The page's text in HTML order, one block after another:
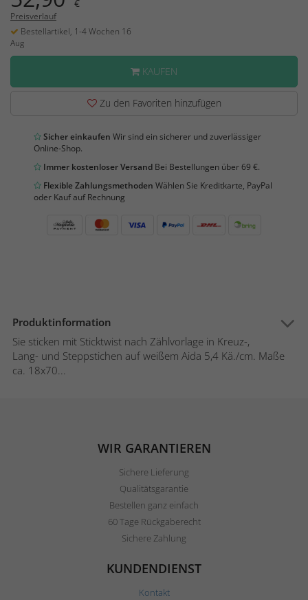
€
Preisverlauf
Bestellartikel, 1-4 Wochen 16
Aug
KAUFEN
Zu den Favoriten hinzufügen
Sicher einkaufen Wir sind ein sicherer und zuverlässiger
Online-Shop.
Immer kostenloser Versand Bei Bestellungen über 69 €.
Flexible Zahlungsmethoden Wählen Sie Kreditkarte, PayPal
oder Kauf auf Rechnung
Produktinformation
Sie sticken mit Sticktwist nach Zählvorlage in Kreuz-,
Lang- und Steppstichen auf weißem Aida 5,4 Kä./cm. Maße
ca. 18x70...
WIR GARANTIEREN
Sichere Lieferung
Qualitätsgarantie
Bestellen ganz einfach
60 Tage Rückgaberecht
Sichere Zahlung
KUNDENDIENST
Kontakt